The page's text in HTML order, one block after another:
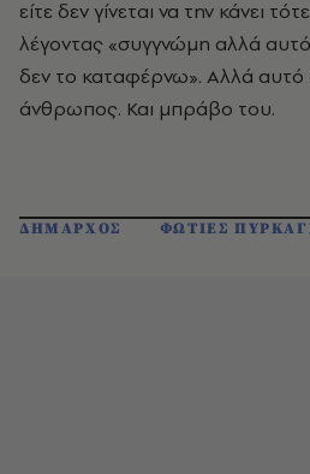
είτε δεν γίνεται να την κάνει
λέγοντας «συγγνώμη αλλά
δεν το καταφέρνω». Αλλά αυτό
άνθρωπος. Και μπράβο του.
ΔΗΜΑΡΧΟΣ ΦΩΤΙΕΣ